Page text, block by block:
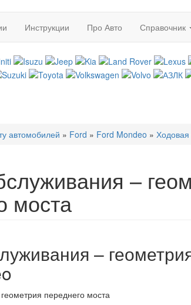
Инструкции Про Авто Справочник
автомобилей » Ford » Ford Mondeo » Ходовая
–
моста
–
переднего моста